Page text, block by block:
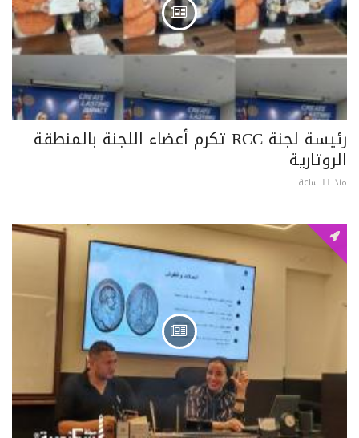
رئيسة لجنة RCC تكرم أعضاء اللجنة بالمنطقة
الروتارية
منذ 11 ساعة